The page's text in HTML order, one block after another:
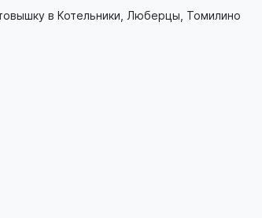
в Котельники, Люберцы, Томилино